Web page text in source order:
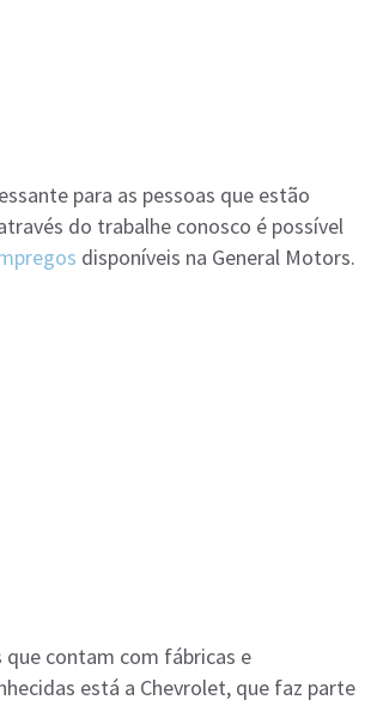
para as pessoas que estão
do trabalhe conosco é possível
disponíveis na General Motors.
contam com fábricas e
está a Chevrolet, que faz parte